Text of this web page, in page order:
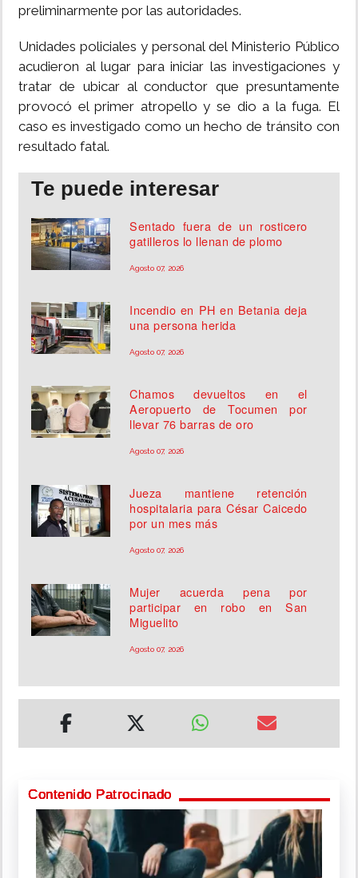
preliminarmente por las autoridades.
Unidades policiales y personal del Ministerio Público
acudieron al lugar para iniciar las investigaciones y
tratar de ubicar al conductor que presuntamente
provocó el primer atropello y se dio a la fuga. El
caso es investigado como un hecho de tránsito con
resultado fatal.
Te puede interesar
Sentado fuera de un rosticero
gatilleros lo llenan de plomo
Agosto 07, 2026
Incendio en PH en Betania deja
una persona herida
Agosto 07, 2026
Chamos devueltos en el
Aeropuerto de Tocumen por
llevar 76 barras de oro
Agosto 07, 2026
Jueza mantiene retención
hospitalaria para César Caicedo
por un mes más
Agosto 07, 2026
Mujer acuerda pena por
participar en robo en San
Miguelito
Agosto 07, 2026
Contenido Patrocinado